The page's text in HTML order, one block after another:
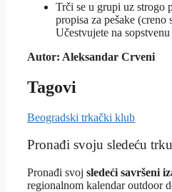
Trči se u grupi uz strogo
propisa za pešake
Učestvujete na
Autor: Aleksandar Crveni
Tagovi
Beogradski trkački klub
Pronađi svoju sledeću
Pronađi svoj sledeći savršeni
regionalnom kalendar outdoor